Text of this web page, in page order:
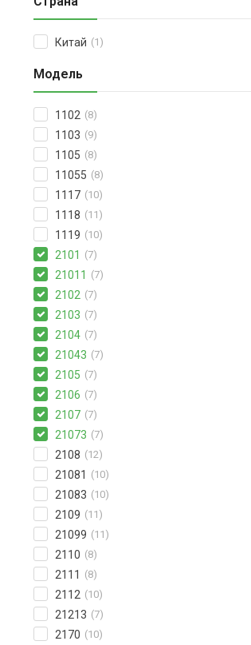
Китай (1)
Модель
1102 (8)
1103 (9)
1105 (8)
11055 (8)
1117 (10)
1118 (11)
1119 (10)
2101 (7)
21011 (7)
2102 (7)
2103 (7)
2104 (7)
21043 (7)
2105 (7)
2106 (7)
2107 (7)
21073 (7)
2108 (12)
21081 (10)
21083 (10)
2109 (11)
21099 (11)
2110 (8)
2111 (8)
2112 (10)
21213 (7)
2170 (10)